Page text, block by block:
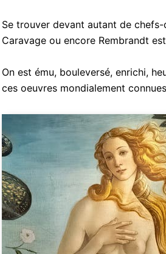
Se trouver devant autant de
Caravage ou encore Rembrandt
On est ému, bouleversé, enrichi,
ces oeuvres mondialement